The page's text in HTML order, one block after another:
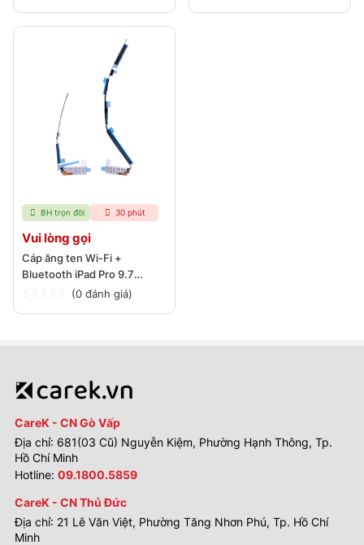
BH trọn đời 30 phút
Vui lòng gọi
Cáp ăng ten Wi-Fi +
Bluetooth iPad Pro 9.7
(0 đánh giá)
CareK - CN Gò Vấp
Địa chỉ: 681(03 Cũ) Nguyễn Kiệm, Phường Hạnh Thông, Tp.
Hồ Chí Minh
Hotline: 09.1800.5859
CareK - CN Thủ Đức
Địa chỉ: 21 Lê Văn Việt, Phường Tăng Nhơn Phú, Tp. Hồ Chí
Minh